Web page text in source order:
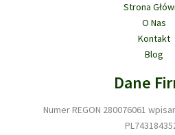
Strona
O Nas
Kontakt
Blog
Dane
Numer REGON 280076061